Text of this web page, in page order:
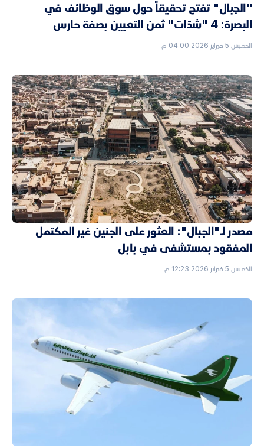
"الجبال" تفتح تحقيقاً حول سوق الوظائف في
البصرة: 4 "شدّات" ثمن التعيين بصفة حارس
الخميس 5 فبراير 2026 04:00 م
مصدر لـ"الجبال": العثور على الجنين غير المكتمل
المفقود بمستشفى في بابل
الخميس 5 فبراير 2026 12:23 م